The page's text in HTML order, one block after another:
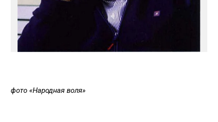
фото «Народная воля»